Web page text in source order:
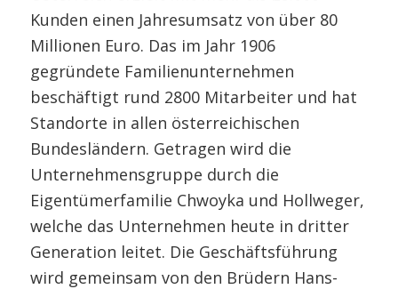
Kunden einen Jahresumsatz von über 80
Millionen Euro. Das im Jahr 1906
gegründete Familienunternehmen
beschäftigt rund 2800 Mitarbeiter und hat
Standorte in allen österreichischen
Bundesländern. Getragen wird die
Unternehmensgruppe durch die
Eigentümerfamilie Chwoyka und Hollweger,
welche das Unternehmen heute in dritter
Generation leitet. Die Geschäftsführung
wird gemeinsam von den Brüdern Hans-